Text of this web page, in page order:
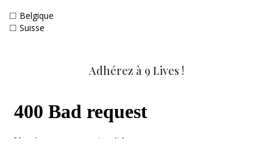
☐ Belgique
☐ Suisse
Adhérez à 9 Lives !